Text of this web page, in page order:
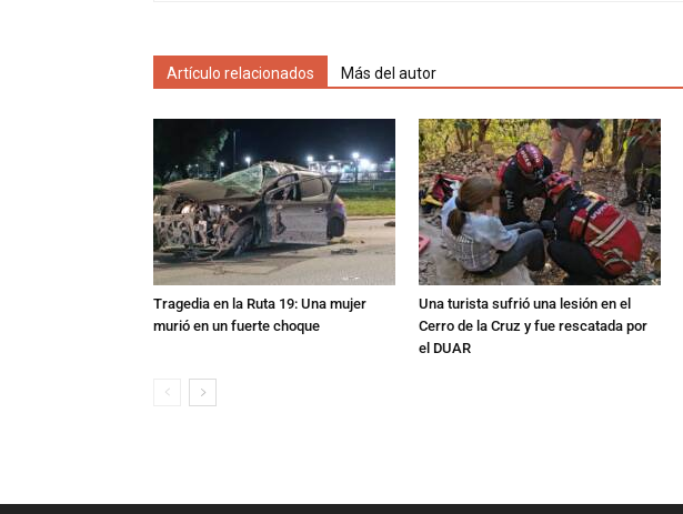
Artículo relacionados Más del autor
Tragedia en la Ruta 19: Una mujer
murió en un fuerte choque
Una turista sufrió una lesión en el
Cerro de la Cruz y fue rescatada por
el DUAR